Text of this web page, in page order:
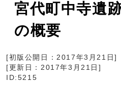
宮代町中寺遺
の概要
[初版公開日：2017年3月21日]
[更新日： 2017年3月21日 ]
ID:5215